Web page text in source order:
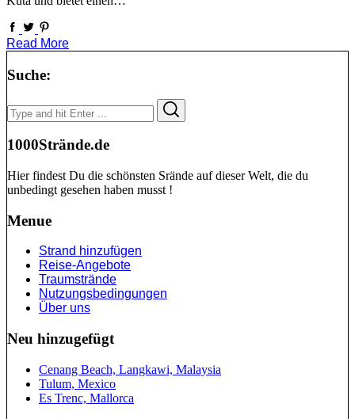
Read More
Suche:
Search
for:
1000Strände.de
Hier findest Du die schönsten Srände auf dieser Welt, die du
unbedingt gesehen haben musst !
Menue
Strand hinzufügen
Reise-Angebote
Traumstrände
Nutzungsbedingungen
Über uns
Neu hinzugefügt
Cenang Beach, Langkawi, Malaysia
Tulum, Mexico
Es Trenc, Mallorca